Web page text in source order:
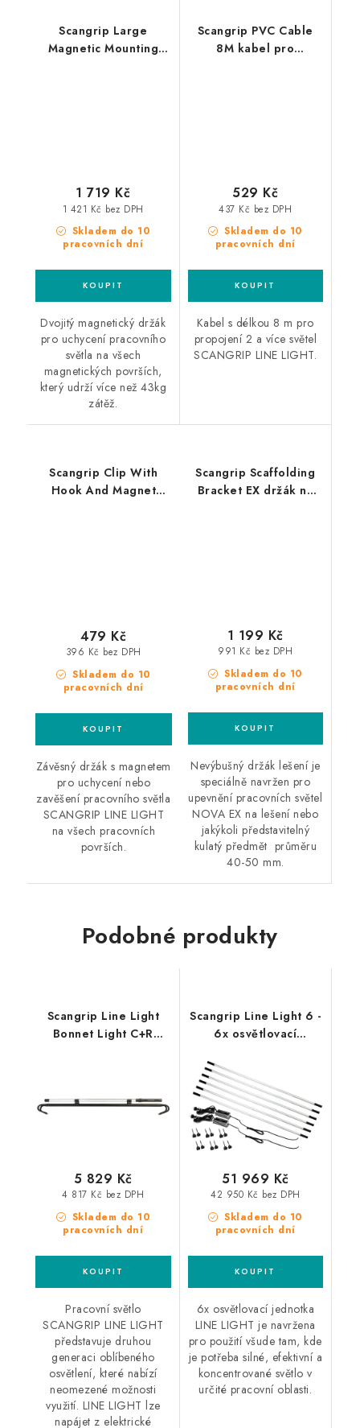
Scangrip Large
Magnetic Mounting
Skladem do 10
pracovních dní
1 421 Kč bez DPH
1 719 Kč
Dvojitý magnetický držák
pro uchycení pracovního
světla na všech
magnetických površích,
který udrží více než 43kg
zátěž.
Scangrip PVC Cable
8M kabel pro
Skladem do 10
pracovních dní
437 Kč bez DPH
529 Kč
Kabel s délkou 8 m pro
propojení 2 a více světel
SCANGRIP LINE LIGHT.
Scangrip Clip With
Hook And Magnet
Skladem do 10
pracovních dní
396 Kč bez DPH
479 Kč
Závěsný držák s magnetem
pro uchycení nebo
zavěšení pracovního světla
SCANGRIP LINE LIGHT
na všech pracovních
površích.
Scangrip Scaffolding
Bracket EX držák na
Skladem do 10
pracovních dní
991 Kč bez DPH
1 199 Kč
Nevýbušný držák lešení je
speciálně navržen pro
upevnění pracovních světel
NOVA EX na lešení nebo
jakýkoli představitelný
kulatý předmět průměru
40-50 mm.
Podobné produkty
Scangrip Line Light
Bonnet Light C+R
Skladem do 10
pracovních dní
4 817 Kč bez DPH
5 829 Kč
Pracovní světlo
SCANGRIP LINE LIGHT
představuje druhou
generaci oblíbeného
osvětlení, které nabízí
neomezené možnosti
využití. LINE LIGHT lze
napájet z elektrické
Scangrip Line Light 6 -
6x osvětlovací
Skladem do 10
pracovních dní
42 950 Kč bez DPH
51 969 Kč
6x osvětlovací jednotka
LINE LIGHT je navržena
pro použití všude tam, kde
je potřeba silné, efektivní a
koncentrované světlo v
určité pracovní oblasti.